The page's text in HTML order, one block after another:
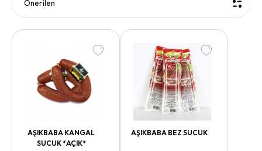
AŞIKBABA KANGAL
SUCUK *AÇIK*
AŞIKBABA BEZ SUCUK